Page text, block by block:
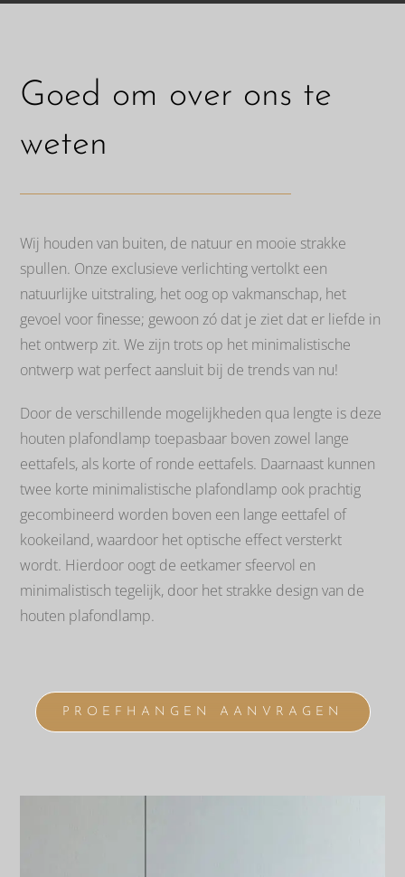
Goed om over ons te
weten
Wij houden van buiten, de natuur en mooie strakke
spullen. Onze exclusieve verlichting vertolkt een
natuurlijke uitstraling, het oog op vakmanschap, het
gevoel voor finesse; gewoon zó dat je ziet dat er liefde in
het ontwerp zit. We zijn trots op het minimalistische
ontwerp wat perfect aansluit bij de trends van nu!
Door de verschillende mogelijkheden qua lengte is deze
houten plafondlamp toepasbaar boven zowel lange
eettafels, als korte of ronde eettafels. Daarnaast kunnen
twee korte minimalistische plafondlamp ook prachtig
gecombineerd worden boven een lange eettafel of
kookeiland, waardoor het optische effect versterkt
wordt. Hierdoor oogt de eetkamer sfeervol en
minimalistisch tegelijk, door het strakke design van de
houten plafondlamp.
PROEFHANGEN AANVRAGEN